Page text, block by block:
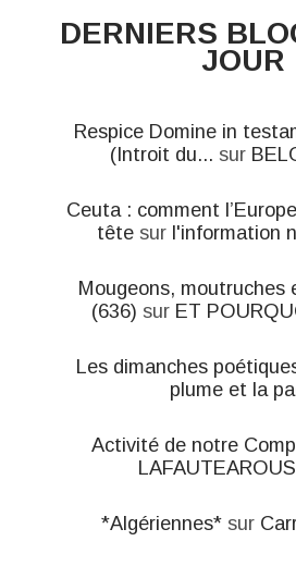
DERNIERS
JOUR
Respice Domine in
(Introit du... sur
Ceuta : comment
tête sur l'information
Mougeons, moutruches
(636) sur ET
Les dimanches
plume et la
Activité de notre
*Algériennes* sur